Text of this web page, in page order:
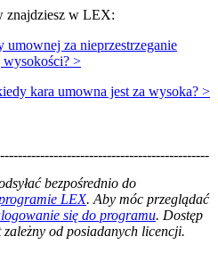
znajdziesz w LEX:
za nieprzestrzeganie
>
kara umowna jest za wysoka? >
bezpośrednio do
LEX. Aby móc przeglądać
się do programu. Dostęp
od posiadanych licencji.